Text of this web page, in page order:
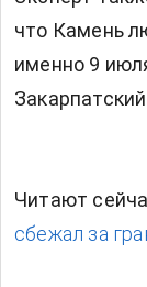
что Камень
именно 9
Читают
сбежал за